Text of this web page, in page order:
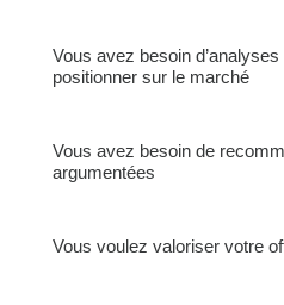
Vous avez besoin
positionner sur le marché
Vous avez besoin de
argumentées
Vous voulez valoriser votre